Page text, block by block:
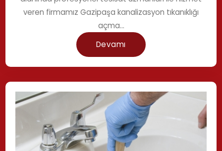
veren firmamız Gazipaşa kanalizasyon tıkanıklığı
Devamı